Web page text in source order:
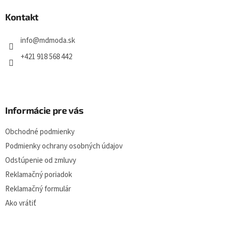
Kontakt
info@mdmoda.sk
+421 918 568 442
Informácie pre vás
Obchodné podmienky
Podmienky ochrany osobných údajov
Odstúpenie od zmluvy
Reklamačný poriadok
Reklamačný formulár
Ako vrátiť